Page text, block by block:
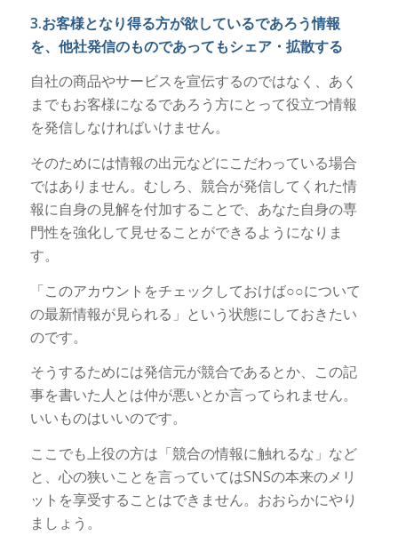
3.お客様となり得る方が欲しているであろう情報
を、他社発信のものであってもシェア・拡散する
自社の商品やサービスを宣伝するのではなく、あく
までもお客様になるであろう方にとって役立つ情報
を発信しなければいけません。
そのためには情報の出元などにこだわっている場合
ではありません。むしろ、競合が発信してくれた情
報に自身の見解を付加することで、あなた自身の専
門性を強化して見せることができるようになりま
す。
「このアカウントをチェックしておけば○○について
の最新情報が見られる」という状態にしておきたい
のです。
そうするためには発信元が競合であるとか、この記
事を書いた人とは仲が悪いとか言ってられません。
いいものはいいのです。
ここでも上役の方は「競合の情報に触れるな」など
と、心の狭いことを言っていてはSNSの本来のメリ
ットを享受することはできません。おおらかにやり
ましょう。